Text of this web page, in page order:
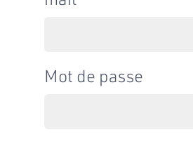
Mot de passe